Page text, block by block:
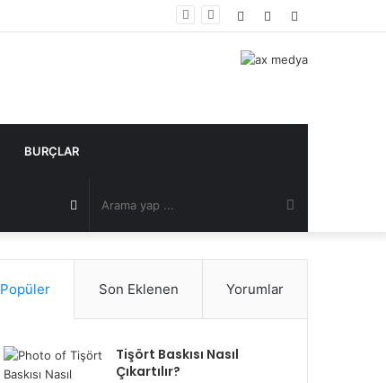
Rastgele
Kayıt
Ol
BURÇLAR
yap
Rastgele
Makale
Popüler Son Eklenen Yorumlar
Tişört Baskısı Nasıl
Çıkartılır?